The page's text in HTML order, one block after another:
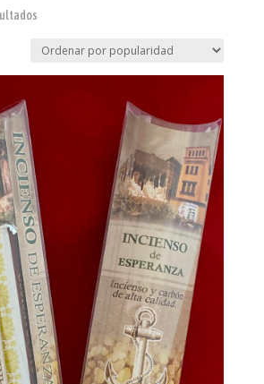
Ordenado
popularidad